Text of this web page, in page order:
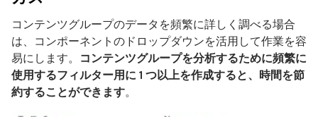
コンテンツグループのデータを頻繁に詳しく調べる場合
は、コンポーネントのドロップダウンを活用して作業を容
易にします。 コンテンツグループを分析するために頻繁に
使用するフィルター用に 1 つ以上を作成すると、時間を節
約することができます。